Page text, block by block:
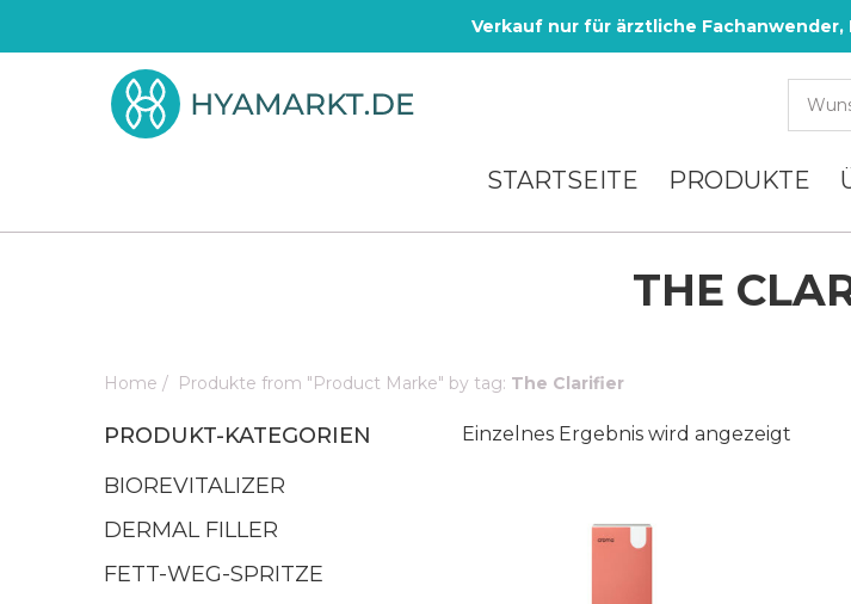
Verkauf nur für ärztliche
STARTSEITE PRODUKTE
THE
Home / Produkte from "Product Marke" by tag: The Clarifier
PRODUKT-KATEGORIEN
BIOREVITALIZER
DERMAL FILLER
FETT-WEG-SPRITZE
Einzelnes Ergebnis wird angezeigt